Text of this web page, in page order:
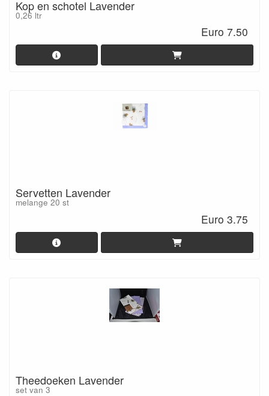
Kop en schotel Lavender
0,26 ltr
Euro 7.50
Servetten Lavender
melange 20 st
Euro 3.75
Theedoeken Lavender
set van 3